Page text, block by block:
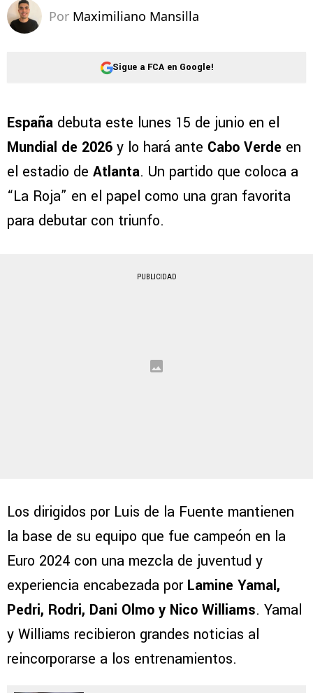
Por Maximiliano Mansilla
Sigue a FCA en Google!
España debuta este lunes 15 de junio en el
Mundial de 2026 y lo hará ante Cabo Verde en
el estadio de Atlanta. Un partido que coloca a
“La Roja” en el papel como una gran favorita
para debutar con triunfo.
PUBLICIDAD
Los dirigidos por Luis de la Fuente mantienen
la base de su equipo que fue campeón en la
Euro 2024 con una mezcla de juventud y
experiencia encabezada por Lamine Yamal,
Pedri, Rodri, Dani Olmo y Nico Williams. Yamal
y Williams recibieron grandes noticias al
reincorporarse a los entrenamientos.